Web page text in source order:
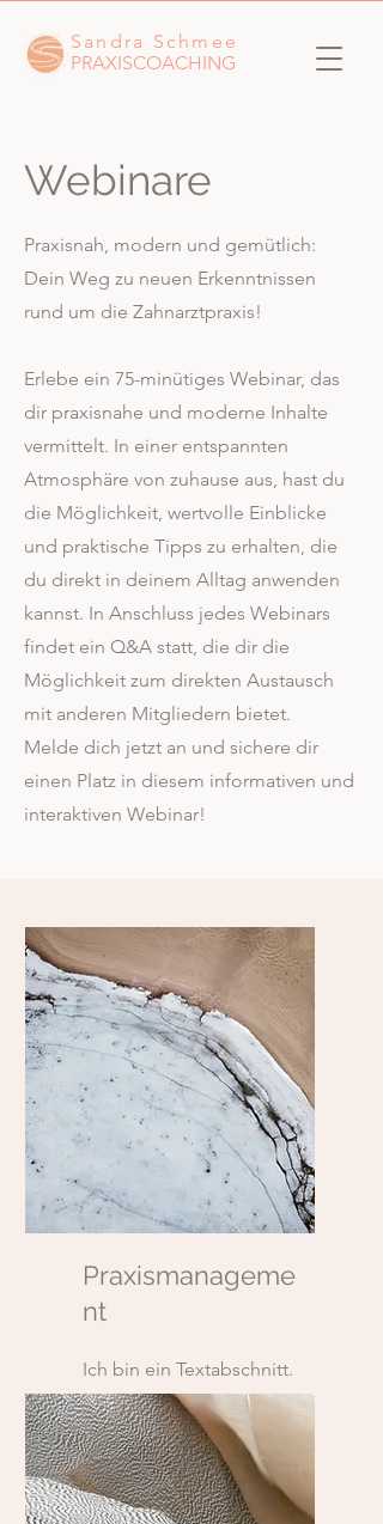
Sandra Schmee
PRAXISCOACHING
Webinare
Praxisnah, modern und gemütlich:
Dein Weg zu neuen Erkenntnissen
rund um die Zahnarztpraxis!
Erlebe ein 75-minütiges Webinar, das
dir praxisnahe und moderne Inhalte
vermittelt. In einer entspannten
Atmosphäre von zuhause aus, hast du
die Möglichkeit, wertvolle Einblicke
und praktische Tipps zu erhalten, die
du direkt in deinem Alltag anwenden
kannst. In Anschluss jedes Webinars
findet ein Q&A statt, die dir die
Möglichkeit zum direkten Austausch
mit anderen Mitgliedern bietet.
Melde dich jetzt an und sichere dir
einen Platz in diesem informativen und
interaktiven Webinar!
Praxismanageme
nt
Ich bin ein Textabschnitt.
Klicke hier, um den Text zu
bearbeiten.